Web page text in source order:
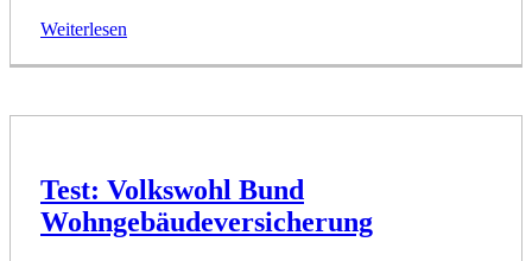
Weiterlesen
Test: Volkswohl Bund
Wohngebäudeversicherung